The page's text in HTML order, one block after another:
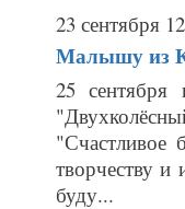
23 сентября
Малышу из
25 сентября
"Счастливое
творчеству
буду...